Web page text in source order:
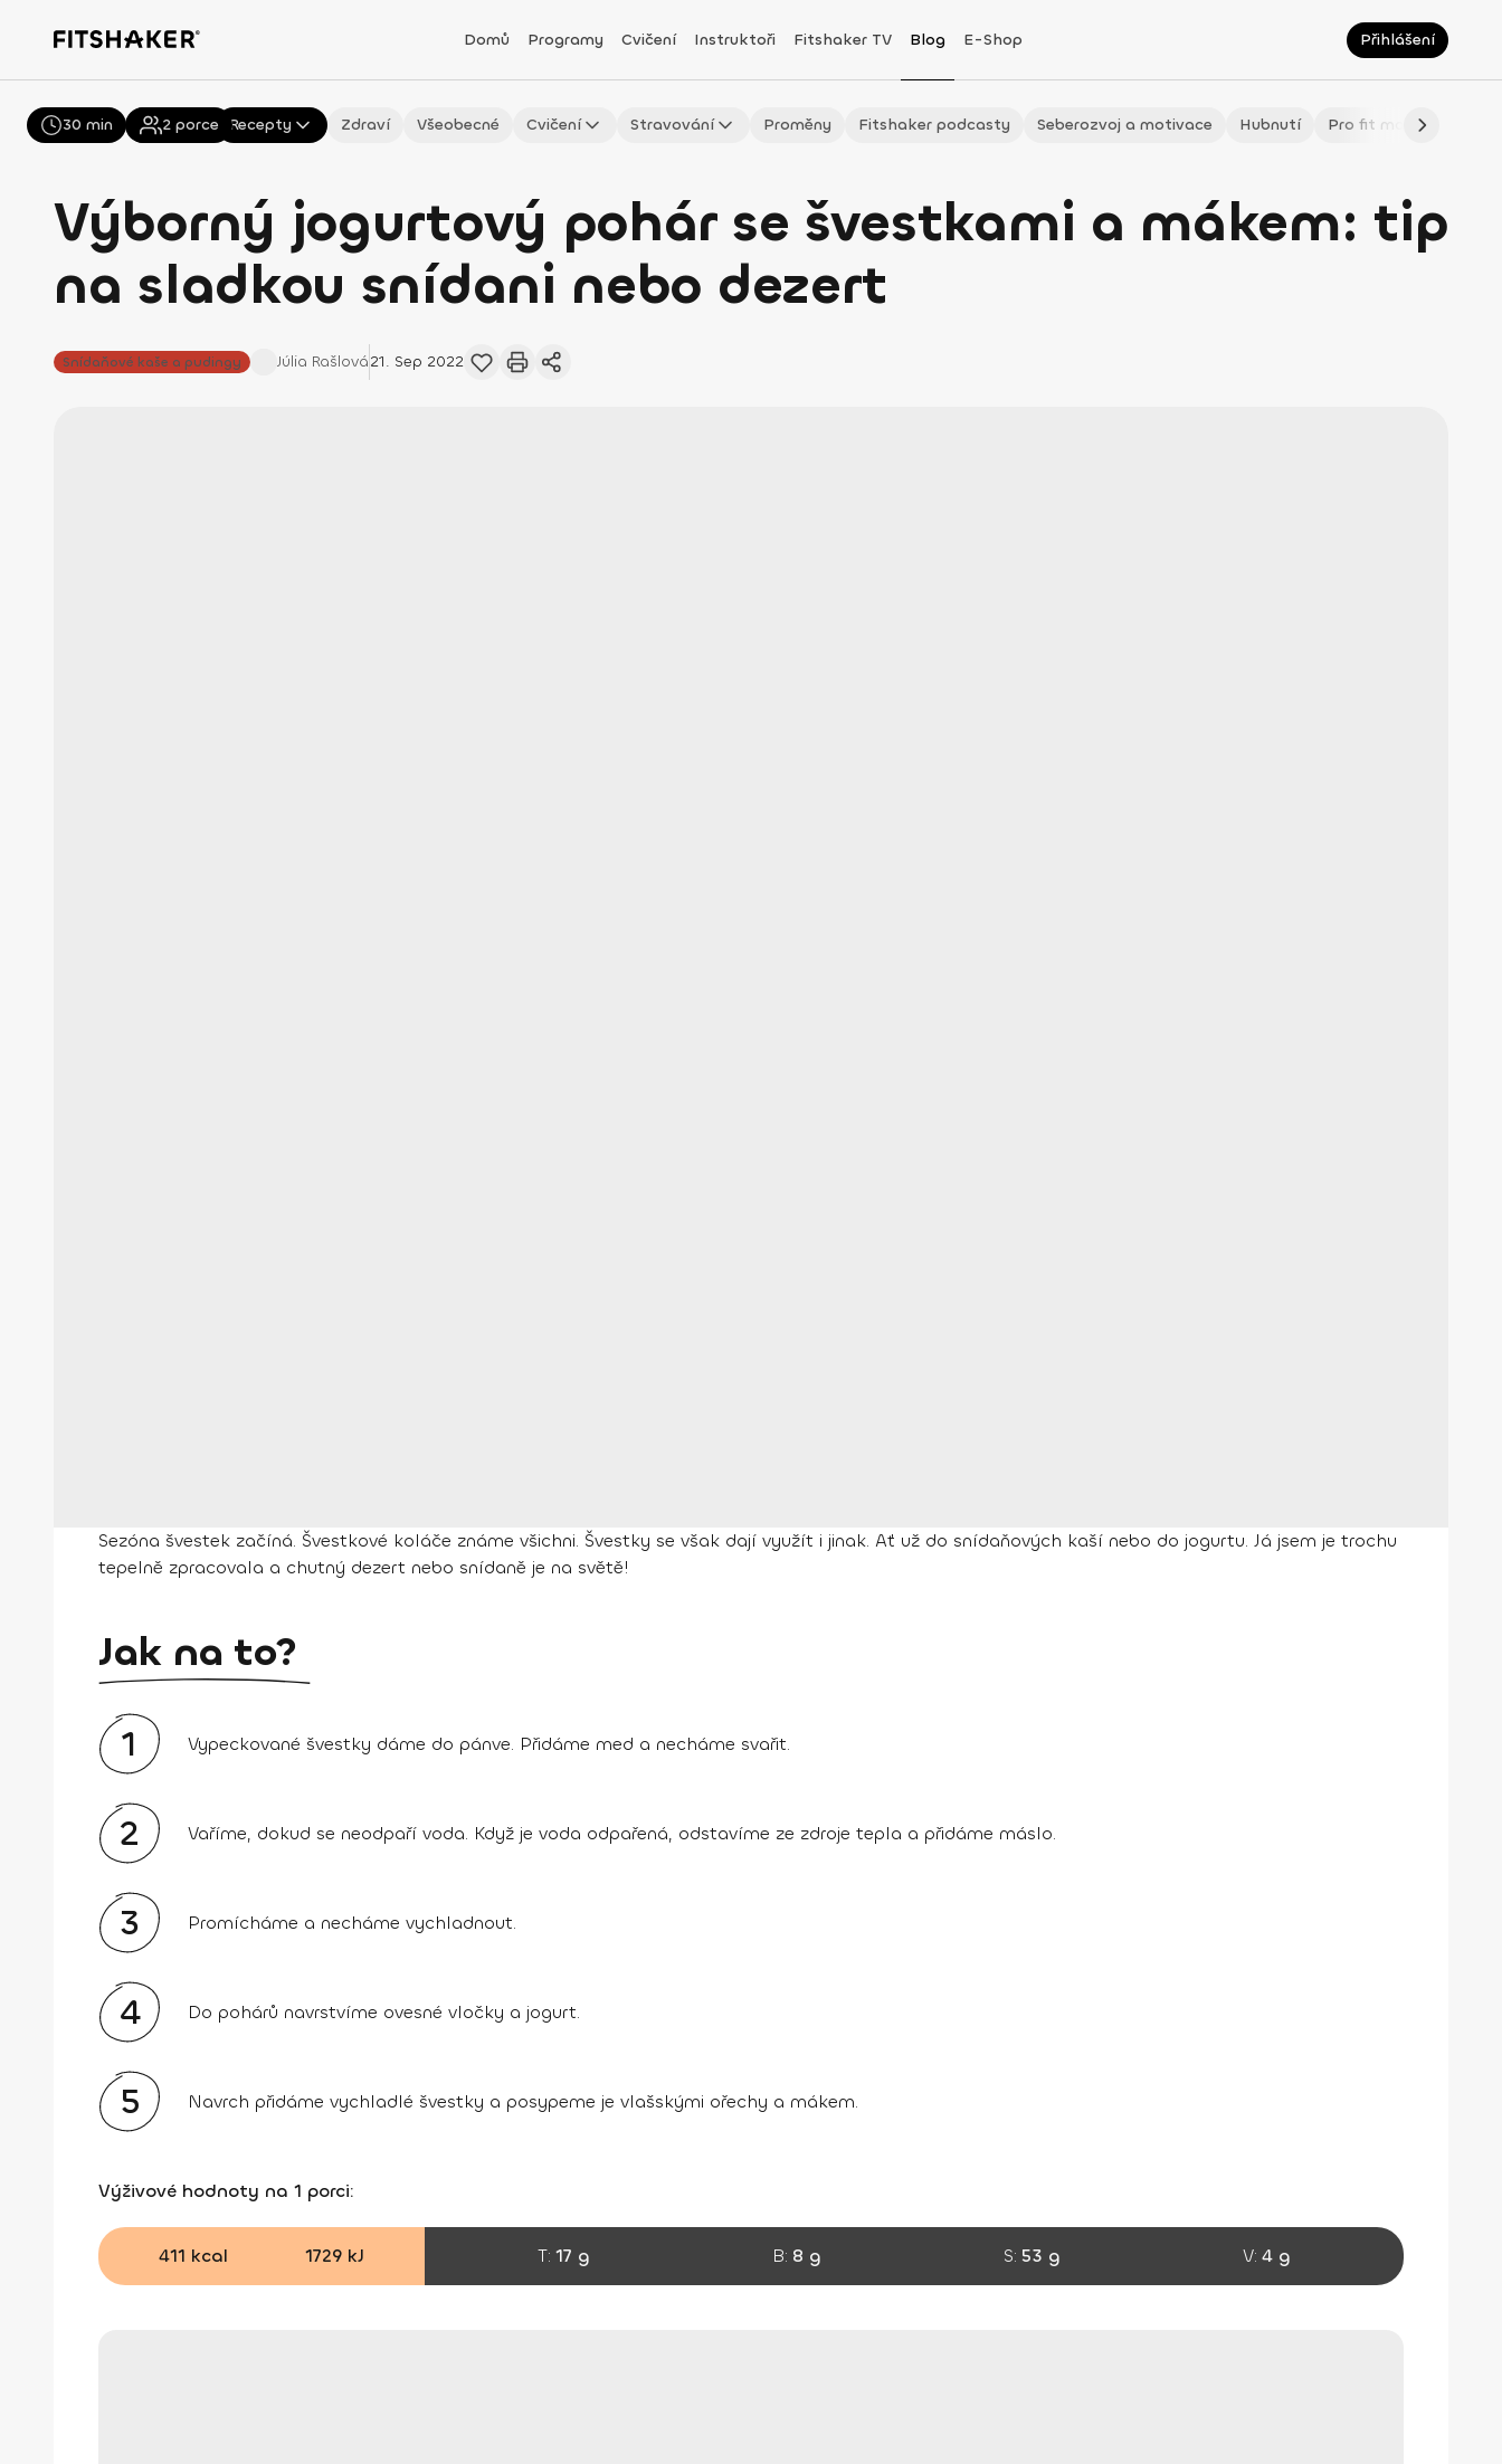
Domů Programy Cvičení Instruktoři Fitshaker TV Blog E-Shop Přihlášení
Všechny Recepty Zdraví Všeobecné Cvičení Stravování Proměny Fitshaker podcasty Seberozvoj a motivace Hubnutí Pro fit maminky
Výborný jogurtový pohár se švestkami a mákem: tip
na sladkou snídani nebo dezert
Snídaňové kaše a pudingy Júlia Rašlová21. Sep 2022
30 min 2 porce
Sezóna švestek začíná. Švestkové koláče známe všichni. Švestky se však dají využít i jinak. Ať už do snídaňových kaší nebo do jogurtu. Já jsem je trochu
tepelně zpracovala a chutný dezert nebo snídaně je na světě!
Jak na to?
1 Vypeckované švestky dáme do pánve. Přidáme med a necháme svařit.
2 Vaříme, dokud se neodpaří voda. Když je voda odpařená, odstavíme ze zdroje tepla a přidáme máslo.
3 Promícháme a necháme vychladnout.
4 Do pohárů navrstvíme ovesné vločky a jogurt.
5 Navrch přidáme vychladlé švestky a posypeme je vlašskými ořechy a mákem.
Výživové hodnoty na 1 porci:
411 kcal 1729 kJ T: 17 g B: 8 g S: 53 g V: 4 g